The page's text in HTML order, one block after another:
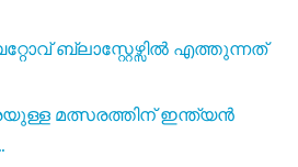
ബ്ലാസ്റ്റേഴ്സിൽ എത്തുന്നത്
മത്സരത്തിന് ഇന്ത്യൻ